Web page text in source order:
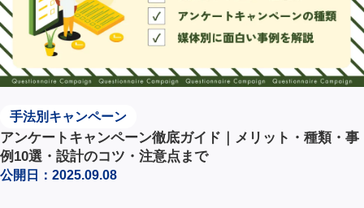
手法別キャンペーン
アンケートキャンペーン徹底ガイド｜メリット・種類・事
例10選・設計のコツ・注意点まで
公開日：2025.09.08